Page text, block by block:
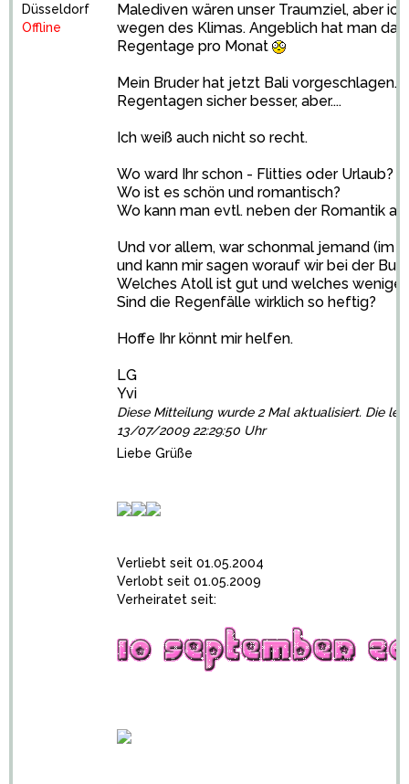
Düsseldorf
Offline
Malediven wären unser Traumziel, aber
wegen des Klimas. Angeblich hat man da
Regentage pro Monat
Mein Bruder hat jetzt Bali vorgeschlagen.
Regentagen sicher besser, aber....
Ich weiß auch nicht so recht.
Wo ward Ihr schon - Flitties oder Urlaub?
Wo ist es schön und romantisch?
Wo kann man evtl. neben der Romantik
Und vor allem, war schonmal jemand (im
und kann mir sagen worauf wir bei der
Welches Atoll ist gut und welches
Sind die Regenfälle wirklich so heftig?
Hoffe Ihr könnt mir helfen.
LG
Yvi
Diese Mitteilung wurde 2 Mal aktualisiert. Die
13/07/2009 22:29:50 Uhr
Liebe Grüße
Verliebt seit 01.05.2004
Verlobt seit 01.05.2009
Verheiratet seit: